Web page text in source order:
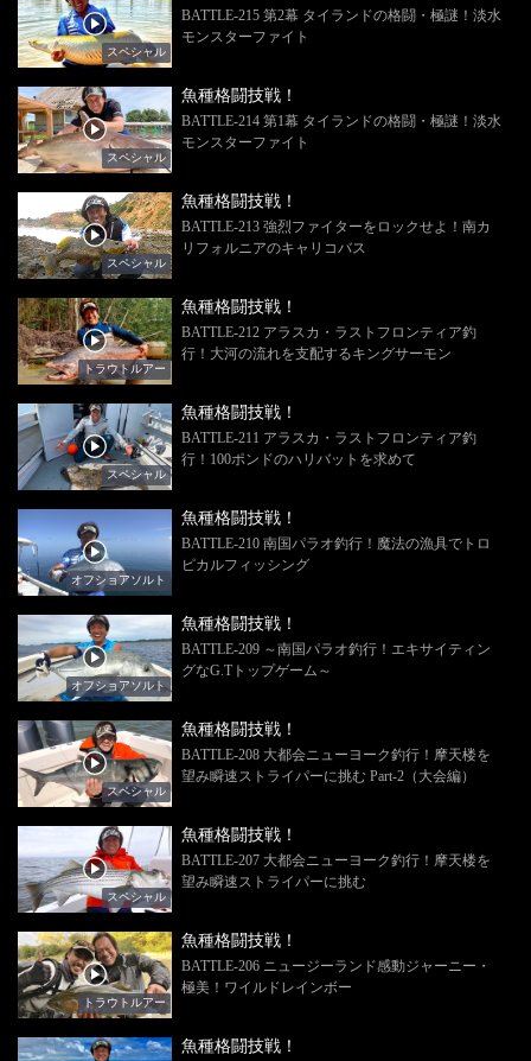
スペシャル
BATTLE-215 第2幕 タイランドの格闘・極謎！淡水
モンスターファイト
スペシャル
魚種格闘技戦！
BATTLE-214 第1幕 タイランドの格闘・極謎！淡水
モンスターファイト
スペシャル
魚種格闘技戦！
BATTLE-213 強烈ファイターをロックせよ！南カ
リフォルニアのキャリコバス
トラウトルアー
魚種格闘技戦！
BATTLE-212 アラスカ・ラストフロンティア釣
行！大河の流れを支配するキングサーモン
スペシャル
魚種格闘技戦！
BATTLE-211 アラスカ・ラストフロンティア釣
行！100ポンドのハリバットを求めて
オフショアソルト
魚種格闘技戦！
BATTLE-210 南国パラオ釣行！魔法の漁具でトロ
ピカルフィッシング
オフショアソルト
魚種格闘技戦！
BATTLE-209 ～南国パラオ釣行！エキサイティン
グなG.Tトップゲーム～
スペシャル
魚種格闘技戦！
BATTLE-208 大都会ニューヨーク釣行！摩天楼を
望み瞬速ストライパーに挑む Part-2（大会編）
スペシャル
魚種格闘技戦！
BATTLE-207 大都会ニューヨーク釣行！摩天楼を
望み瞬速ストライパーに挑む
トラウトルアー
魚種格闘技戦！
BATTLE-206 ニュージーランド感動ジャーニー・
極美！ワイルドレインボー
魚種格闘技戦！